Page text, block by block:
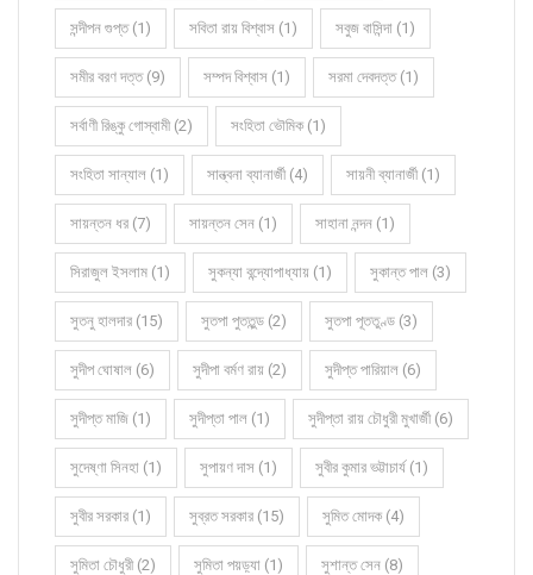
সন্দীপন গুপ্ত (1) সবিতা রায় বিশ্বাস (1) সবুজ বাসিন্দা (1)
সমীর বরণ দত্ত (9) সম্পদ বিশ্বাস (1) সরমা দেবদত্ত (1)
সর্বাণী রিঙ্কু গোস্বামী (2) সংহিতা ভৌমিক (1)
সংহিতা সান্যাল (1) সান্ত্বনা ব্যানার্জী (4) সায়নী ব্যানার্জী (1)
সায়ন্তন ধর (7) সায়ন্তন সেন (1) সাহানা নন্দন (1)
সিরাজুল ইসলাম (1) সুকন্যা বন্দ্যোপাধ্যায় (1) সুকান্ত পাল (3)
সুতনু হালদার (15) সুতপা পুততুন্ড (2) সুতপা পূততুণ্ড (3)
সুদীপ ঘোষাল (6) সুদীপা বর্মণ রায় (2) সুদীপ্ত পারিয়াল (6)
সুদীপ্ত মাজি (1) সুদীপ্তা পাল (1) সুদীপ্তা রায় চৌধুরী মুখার্জী (6)
সুদেষ্ণা সিনহা (1) সুপায়ণ দাস (1) সুবীর কুমার ভট্টাচার্য (1)
সুবীর সরকার (1) সুব্রত সরকার (15) সুমিত মোদক (4)
সুমিতা চৌধুরী (2) সুমিতা পয়ড়্যা (1) সুশান্ত সেন (8)